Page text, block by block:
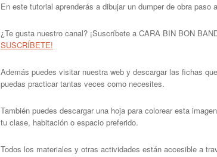
En este tutorial aprenderás a dibujar un dumper de obra paso
¿Te gusta nuestro canal? ¡Suscríbete a CARA BIN BON
SUSCRÍBETE!
Además puedes visitar nuestra web y descargar las fichas
puedas practicar tantas veces como necesites.
También puedes descargar una hoja para colorear esta
tu clase, habitación o espacio preferido.
Todos los materiales y otras actividades están accesible a